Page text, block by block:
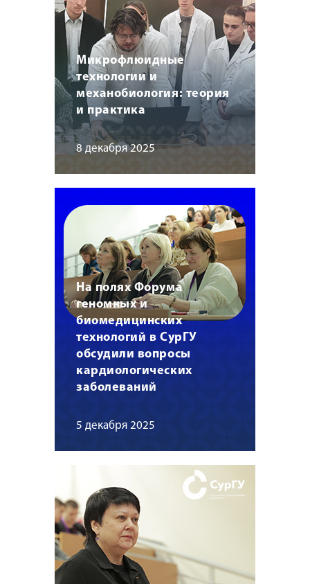
Микрофлюидные
технологии и
механобиология: теория
и практика
8 декабря 2025
На полях Форума
геномных и
биомедицинских
технологий в СурГУ
обсудили вопросы
кардиологических
заболеваний
5 декабря 2025